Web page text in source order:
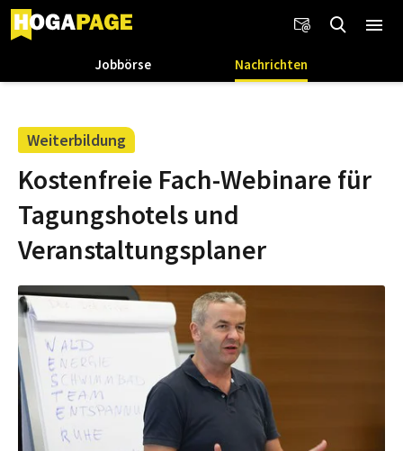
Jobbörse Nachrichten
Weiterbildung
Kostenfreie Fach-Webinare für
Tagungshotels und
Veranstaltungsplaner